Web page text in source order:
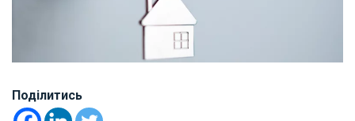
Поділитись